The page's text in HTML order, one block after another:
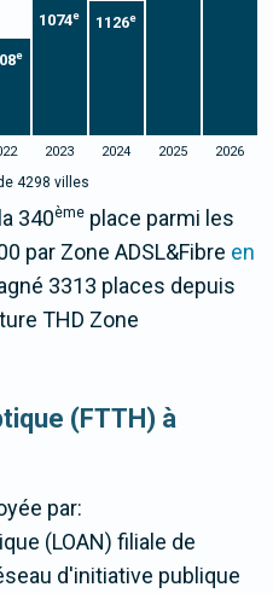
e
1074e 1126e
2023 2024 2025 2026
4298 villes
340ème place parmi les
par Zone ADSL&Fibre en
3313 places depuis
THD Zone
(FTTH) à
par:
(LOAN) filiale de
d'initiative publique